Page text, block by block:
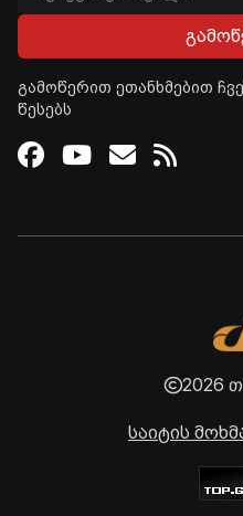
გამოწერით ეთანხმებით
წესებს
Facebook
Youtube
Email
RSS
2026
საიტის